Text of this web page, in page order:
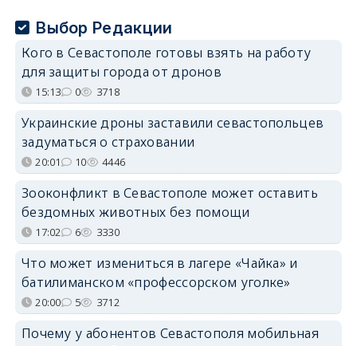
Выбор Редакции
Кого в Севастополе готовы взять на работу
для защиты города от дронов
15:13 0 3718
Украинские дроны заставили севастопольцев
задуматься о страховании
20:01 10 4446
Зооконфликт в Севастополе может оставить
бездомных животных без помощи
17:02 6 3330
Что может измениться в лагере «Чайка» и
батилиманском «профессорском уголке»
20:00 5 3712
Почему у абонентов Севастополя мобильная